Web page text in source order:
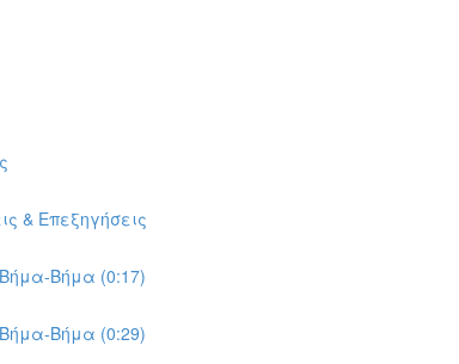
& Επεξηγήσεις
Βήμα (0:17)
Βήμα (0:29)